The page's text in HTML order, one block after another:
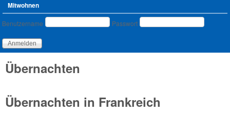
Mitwohnen
Benutzeranmeldung
Benutzername Passwort
Übernachten
Übernachten in Frankreich